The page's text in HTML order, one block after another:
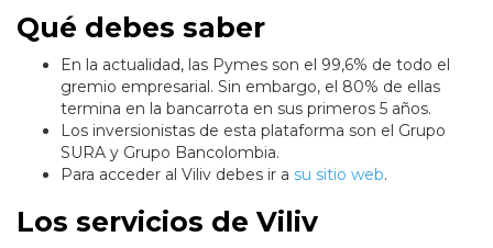
Qué debes saber
En la actualidad, las Pymes son el 99,6% de todo el
gremio empresarial. Sin embargo, el 80% de ellas
termina en la bancarrota en sus primeros 5 años.
Los inversionistas de esta plataforma son el Grupo
SURA y Grupo Bancolombia.
Para acceder al Viliv debes ir a su sitio web.
Los servicios de Viliv